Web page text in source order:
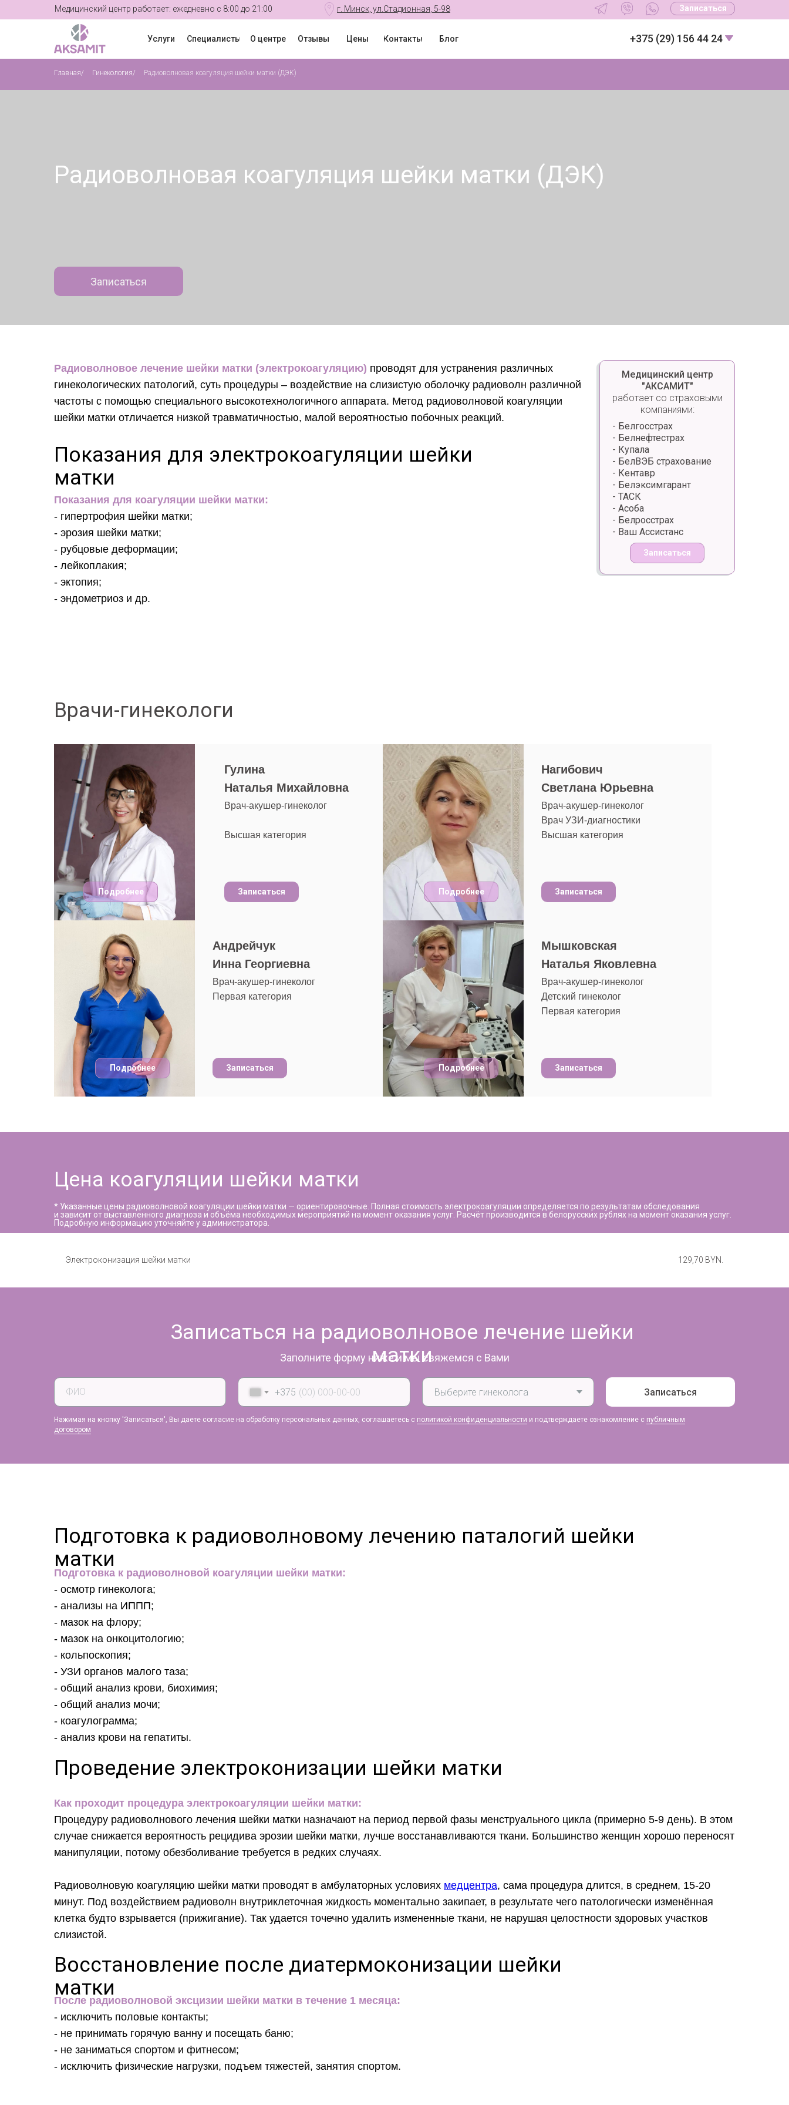
г. Минск, ул.Стадионная, 5-98
Медицинский центр работает: ежедневно с 8:00 до 21:00
Услуги Специалисты Отзывы
О центре Цены +375 (29) 156 44 24
Контакты Блог
Записаться
Главная/ Гинекология/ Радиоволновая коагуляция шейки матки (ДЭК)
Радиоволновая коагуляция шейки матки (ДЭК)
Записаться
Радиоволновое лечение шейки матки (электрокоагуляцию) проводят для устранения различных
гинекологических патологий, суть процедуры – воздействие на слизистую оболочку радиоволн различной
частоты с помощью специального высокотехнологичного аппарата. Метод радиоволновой коагуляции
шейки матки отличается низкой травматичностью, малой вероятностью побочных реакций.
Показания для коагуляции шейки матки:
- гипертрофия шейки матки;
- эрозия шейки матки;
- рубцовые деформации;
- лейкоплакия;
- эктопия;
- эндометриоз и др.
Медицинский центр
"АКСАМИТ"
работает со страховыми
компаниями:
- Белгосстрах
- Белнефтестрах
- Купала
- БелВЭБ страхование
- Кентавр
- Белэксимгарант
- ТАСК
- Асоба
- Белросстрах
- Ваш Ассистанс
Записаться
Показания для электрокоагуляции шейки
матки
Врачи-гинекологи
Гулина
Наталья Михайловна
Врач-акушер-гинеколог
Высшая категория
Записаться
Подробнее
Нагибович
Светлана Юрьевна
Врач-акушер-гинеколог
Врач УЗИ-диагностики
Высшая категория
Подробнее Записаться
Андрейчук
Инна Георгиевна
Врач-акушер-гинеколог
Первая категория
Подробнее Записаться
Мышковская
Наталья Яковлевна
Врач-акушер-гинеколог
Детский гинеколог
Первая категория
Подробнее Записаться
Цена коагуляции шейки матки
* Указанные цены радиоволновой коагуляции шейки матки — ориентировочные. Полная стоимость электрокоагуляции определяется по результатам обследования
и зависит от выставленного диагноза и объёма необходимых мероприятий на момент оказания услуг. Расчёт производится в белорусских рублях на момент оказания услуг.
Подробную информацию уточняйте у администратора.
Электроконизация шейки матки 129,70 BYN.
ФИО +375 Записаться
Заполните форму ниже и мы свяжемся с Вами
Записаться на радиоволновое лечение шейки
матки
Нажимая на кнопку 'Записаться', Вы даете согласие на обработку персональных данных, соглашаетесь с политикой конфиденциальности и подтверждаете ознакомление с публичным
договором
Подготовка к радиоволновой коагуляции шейки матки:
- осмотр гинеколога;
- анализы на ИППП;
- мазок на флору;
- мазок на онкоцитологию;
- кольпоскопия;
- УЗИ органов малого таза;
- общий анализ крови, биохимия;
- общий анализ мочи;
- коагулограмма;
- анализ крови на гепатиты.
Как проходит процедура электрокоагуляции шейки матки:
Процедуру радиоволнового лечения шейки матки назначают на период первой фазы менструального цикла (примерно 5-9 день). В этом
случае снижается вероятность рецидива эрозии шейки матки, лучше восстанавливаются ткани. Большинство женщин хорошо переносят
манипуляции, потому обезболивание требуется в редких случаях.
Радиоволновую коагуляцию шейки матки проводят в амбулаторных условиях медцентра, сама процедура длится, в среднем, 15-20
минут. Под воздействием радиоволн внутриклеточная жидкость моментально закипает, в результате чего патологически изменённая
клетка будто взрывается (прижигание). Так удается точечно удалить измененные ткани, не нарушая целостности здоровых участков
слизистой.
После радиоволновой эксцизии шейки матки в течение 1 месяца:
- исключить половые контакты;
- не принимать горячую ванну и посещать баню;
- не заниматься спортом и фитнесом;
- исключить физические нагрузки, подъем тяжестей, занятия спортом.
Подготовка к радиоволновому лечению паталогий шейки
матки
Проведение электроконизации шейки матки
Восстановление после диатермоконизации шейки
матки